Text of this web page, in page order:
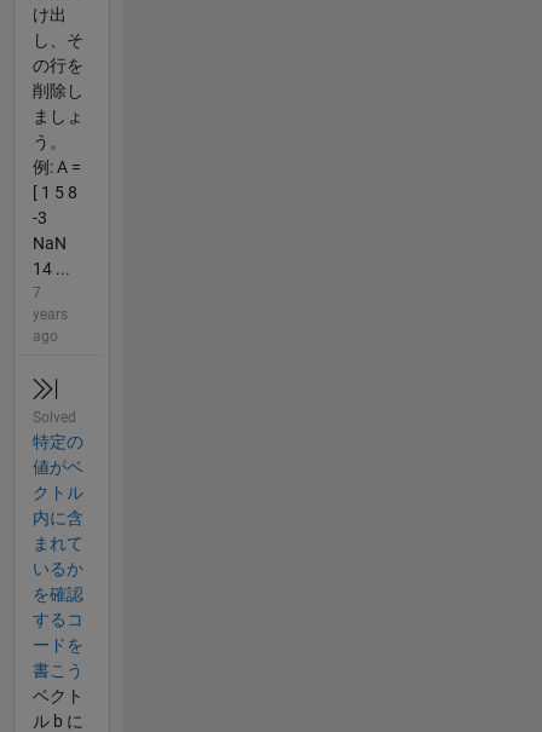
け出
し、そ
の行を
削除し
ましょ
う。
例: A =
[ 1 5 8
-3
NaN
14 ...
7
years
ago
Solved
特定の
値がベ
クトル
内に含
まれて
いるか
を確認
するコ
ードを
書こう
ベクト
ル b に